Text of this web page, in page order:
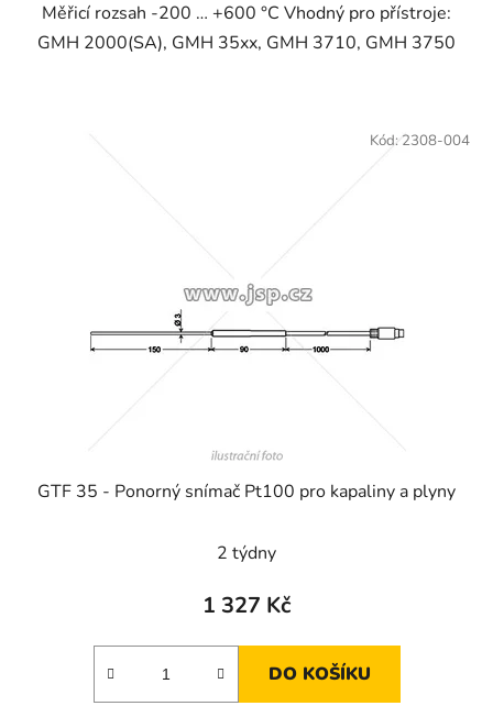
Měřicí rozsah -200 … +600 °C Vhodný pro přístroje:
GMH 2000(SA), GMH 35xx, GMH 3710, GMH 3750
GTF 35 - Ponorný snímač Pt100 pro kapaliny a plyny
2 týdny
1 327 Kč
DO KOŠÍKU
Kód: 2308-004